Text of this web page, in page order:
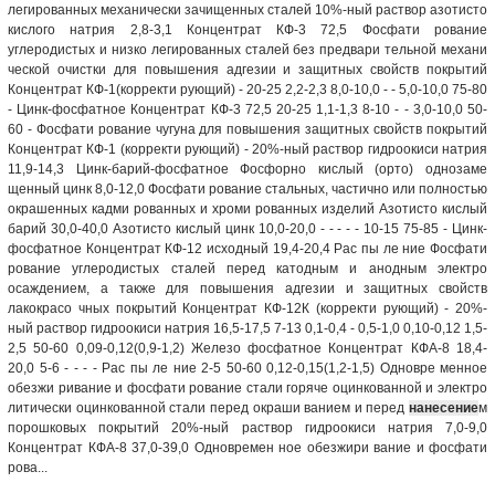
легированных механически зачищенных сталей 10%-ный раствор азотисто
кислого натрия 2,8-3,1 Концентрат КФ-3 72,5 Фосфати рование
углеродистых и низко легированных сталей без предвари тельной механи
ческой очистки для повышения адгезии и защитных свойств покрытий
Концентрат КФ-1(корректи рующий) - 20-25 2,2-2,3 8,0-10,0 - - 5,0-10,0 75-80
- Цинк-фосфатное Концентрат КФ-3 72,5 20-25 1,1-1,3 8-10 - - 3,0-10,0 50-
60 - Фосфати рование чугуна для повышения защитных свойств покрытий
Концентрат КФ-1 (корректи рующий) - 20%-ный раствор гидроокиси натрия
11,9-14,3 Цинк-барий-фосфатное Фосфорно кислый (орто) однозаме
щенный цинк 8,0-12,0 Фосфати рование стальных, частично или полностью
окрашенных кадми рованных и хроми рованных изделий Азотисто кислый
барий 30,0-40,0 Азотисто кислый цинк 10,0-20,0 - - - - - 10-15 75-85 - Цинк-
фосфатное Концентрат КФ-12 исходный 19,4-20,4 Рас пы ле ние Фосфати
рование углеродистых сталей перед катодным и анодным электро
осаждением, а также для повышения адгезии и защитных свойств
лакокрасо чных покрытий Концентрат КФ-12К (корректи рующий) - 20%-
ный раствор гидроокиси натрия 16,5-17,5 7-13 0,1-0,4 - 0,5-1,0 0,10-0,12 1,5-
2,5 50-60 0,09-0,12(0,9-1,2) Железо фосфатное Концентрат КФА-8 18,4-
20,0 5-6 - - - - Рас пы ле ние 2-5 50-60 0,12-0,15(1,2-1,5) Одновре менное
обезжи ривание и фосфати рование стали горяче оцинкованной и электро
литически оцинкованной стали перед окраши ванием и перед нанесением
порошковых покрытий 20%-ный раствор гидроокиси натрия 7,0-9,0
Концентрат КФА-8 37,0-39,0 Одновремен ное обезжири вание и фосфати
рова...